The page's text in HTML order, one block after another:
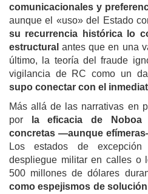
comunicacionales y
aunque el «uso» del Estado
su recurrencia histórica lo
estructuralantes que en una
último, la teoría del fraude
vigilancia de RC como un
supo conectar con el
Más allá de las narrativas en
por
la eficacia de Noboa
concretas —aunque
Los estados de
despliegue militar en calles o
500 millones de dólares
como espejismos de